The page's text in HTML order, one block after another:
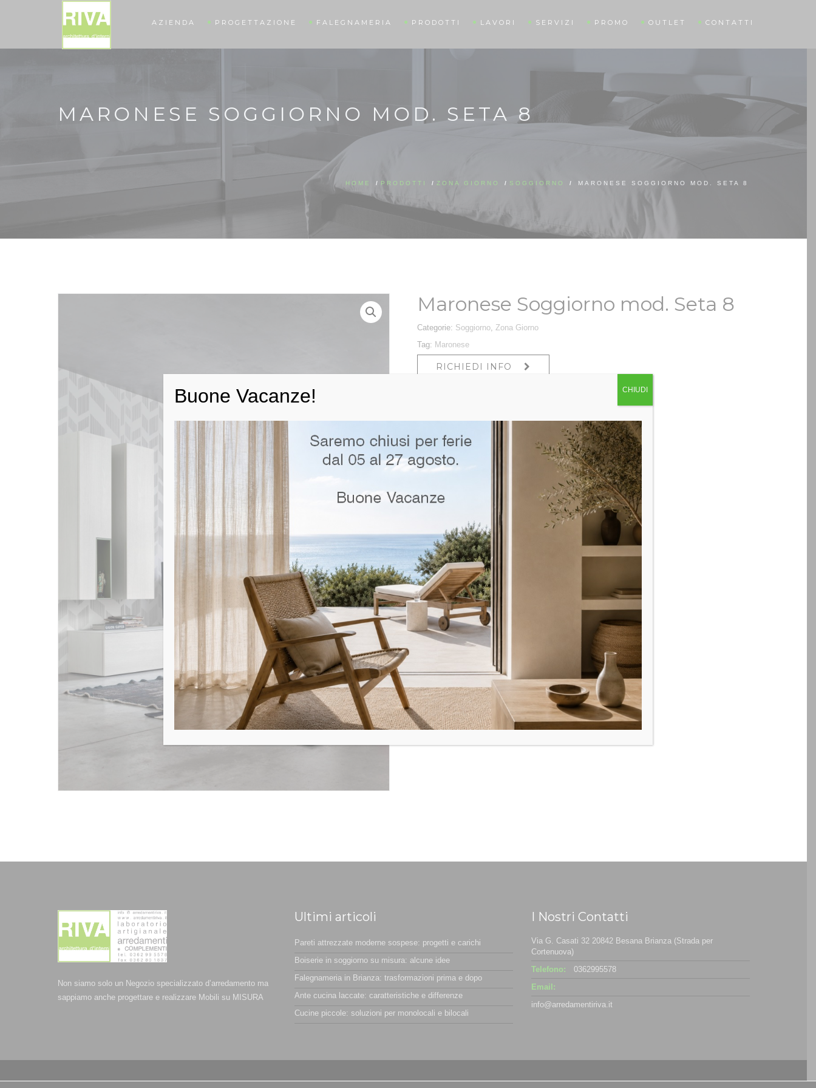
AZIENDA PROGETTAZIONE FALEGNAMERIA PRODOTTI LAVORI SERVIZI PROMO OUTLET CONTATTI
MARONESE SOGGIORNO MOD. SETA 8
HOME / PRODOTTI / ZONA GIORNO / SOGGIORNO / MARONESE SOGGIORNO MOD. SETA 8
Maronese Soggiorno mod. Seta 8
Categorie: Soggiorno,Zona Giorno
Tag: Maronese
RICHIEDI INFO
Non siamo solo un Negozio specializzato d’arredamento ma
sappiamo anche progettare e realizzare Mobili su MISURA
Ultimi articoli
Pareti attrezzate moderne sospese: progetti e carichi
Boiserie in soggiorno su misura: alcune idee
Falegnameria in Brianza: trasformazioni prima e dopo
Ante cucina laccate: caratteristiche e differenze
Cucine piccole: soluzioni per monolocali e bilocali
I Nostri Contatti
Via G. Casati 32 20842 Besana Brianza (Strada per
Cortenuova)
Telefono:
0362995578
Email:
info@arredamentiriva.it
Buone Vacanze! CHIUDI